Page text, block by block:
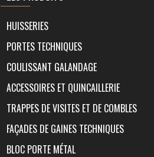
HUISSERIES
PORTES TECHNIQUES
COULISSANT GALANDAGE
ACCESSOIRES ET QUINCAILLERIE
TRAPPES DE VISITES ET DE COMBLES
FAÇADES DE GAINES TECHNIQUES
BLOC PORTE MÉTAL